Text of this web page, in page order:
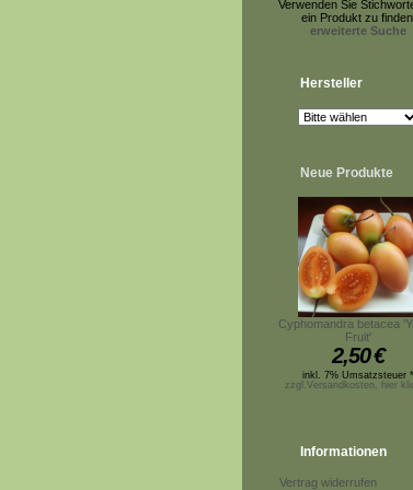
Verwenden Sie
ein Produkt zu finden.
erweiterte Suche
Hersteller
Neue Produkte
Cyphomandra betacea
Fruit'
2,50€
inkl. 7% Umsatzsteuer *
zzgl.Versandkosten, hier
Informationen
Vertrag widerrufen